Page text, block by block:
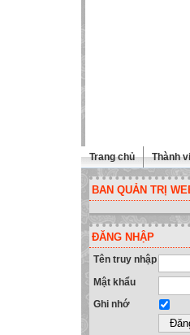
Trang chủ Thành
BAN QUẢN TRỊ
ĐĂNG NHẬP
Tên truy nhập
Mật khẩu
Ghi nhớ